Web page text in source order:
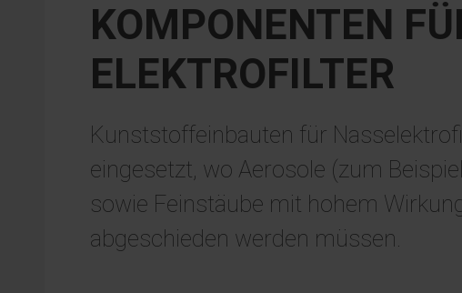
KOMPONENTEN
ELEKTROFILTER
Kunststoffeinbauten für
eingesetzt, wo Aerosole (zum
sowie Feinstäube mit hohem
abgeschieden werden müssen.